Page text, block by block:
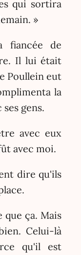
qui sortira
»
fiancée de
Il lui était
Poullein eut
la
gens.
avec eux
avec moi.
dire qu'ils
ça. Mais
Celui-là
qu'il est